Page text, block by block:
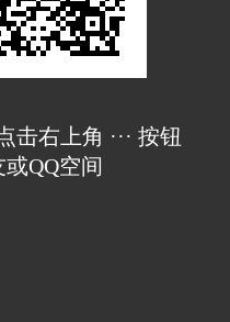
击右上角 ··· 按钮
QQ空间